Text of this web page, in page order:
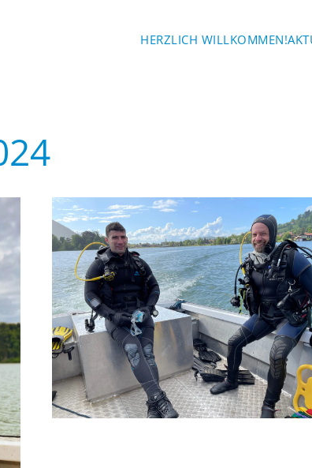
HERZLICH WILLKOMMEN!